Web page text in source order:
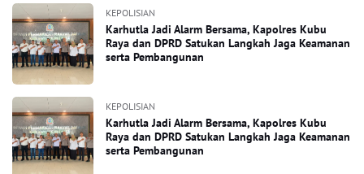
KEPOLISIAN
Karhutla Jadi Alarm Bersama, Kapolres Kubu
Raya dan DPRD Satukan Langkah Jaga Keamanan
serta Pembangunan
KEPOLISIAN
Karhutla Jadi Alarm Bersama, Kapolres Kubu
Raya dan DPRD Satukan Langkah Jaga Keamanan
serta Pembangunan